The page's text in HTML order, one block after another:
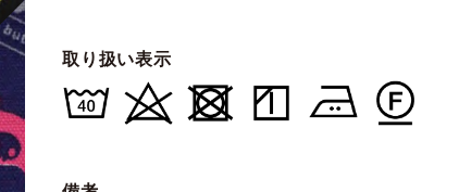
取り扱い表示